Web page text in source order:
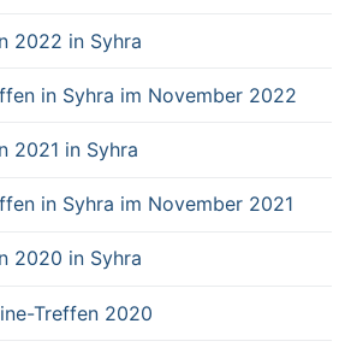
2022 in Syhra
in Syhra im November 2022
2021 in Syhra
in Syhra im November 2021
2020 in Syhra
Treffen 2020